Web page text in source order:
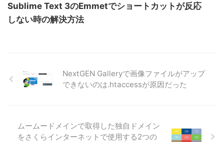
Sublime Text 3のEmmetでショートカットが反応
しない時の解決方法
NextGEN Galleryで画像ファイルがアップ
できないのは.htaccessが原因だった
ムームードメインで取得した独自ドメイン
をさくらインターネットで使用する2つの